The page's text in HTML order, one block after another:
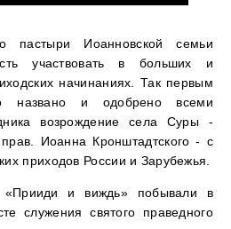
пастыри Иоанновской семьи
участвовать в больших и
начинаниях. Так первым
названо и одобрено всеми
возрождение села Суры -
Иоанна Кронштадтского - с
приходов России и Зарубежья.
«Прииди и виждь» побывали в
служения святого праведного